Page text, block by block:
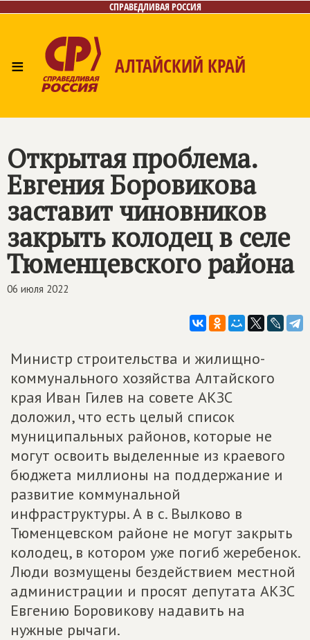
СПРАВЕДЛИВАЯ РОССИЯ
≡ АЛТАЙСКИЙ КРАЙ
Открытая проблема.
Евгения Боровикова
заставит чиновников
закрыть колодец в селе
Тюменцевского района
06 июля 2022
Министр строительства и жилищно-
коммунального хозяйства Алтайского
края Иван Гилев на совете АКЗС
доложил, что есть целый список
муниципальных районов, которые не
могут освоить выделенные из краевого
бюджета миллионы на поддержание и
развитие коммунальной
инфраструктуры. А в с. Вылково в
Тюменцевском районе не могут закрыть
колодец, в котором уже погиб жеребенок.
Люди возмущены бездействием местной
администрации и просят депутата АКЗС
Евгению Боровикову надавить на
нужные рычаги.